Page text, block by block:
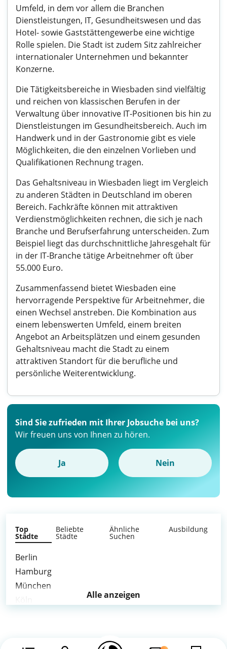
Umfeld, in dem vor allem die Branchen
Dienstleistungen, IT, Gesundheitswesen und das
Hotel- sowie Gaststättengewerbe eine wichtige
Rolle spielen. Die Stadt ist zudem Sitz zahlreicher
internationaler Unternehmen und bekannter
Konzerne.
Die Tätigkeitsbereiche in Wiesbaden sind vielfältig
und reichen von klassischen Berufen in der
Verwaltung über innovative IT-Positionen bis hin zu
Dienstleistungen im Gesundheitsbereich. Auch im
Handwerk und in der Gastronomie gibt es viele
Möglichkeiten, die den einzelnen Vorlieben und
Qualifikationen Rechnung tragen.
Das Gehaltsniveau in Wiesbaden liegt im Vergleich
zu anderen Städten in Deutschland im oberen
Bereich. Fachkräfte können mit attraktiven
Verdienstmöglichkeiten rechnen, die sich je nach
Branche und Berufserfahrung unterscheiden. Zum
Beispiel liegt das durchschnittliche Jahresgehalt für
in der IT-Branche tätige Arbeitnehmer oft über
55.000 Euro.
Zusammenfassend bietet Wiesbaden eine
hervorragende Perspektive für Arbeitnehmer, die
einen Wechsel anstreben. Die Kombination aus
einem lebenswerten Umfeld, einem breiten
Angebot an Arbeitsplätzen und einem gesunden
Gehaltsniveau macht die Stadt zu einem
attraktiven Standort für die berufliche und
persönliche Weiterentwicklung.
Sind Sie zufrieden mit Ihrer Jobsuche bei uns?
Wir freuen uns von Ihnen zu hören.
Ja Nein
Top
Städte
Beliebte
Städte
Ähnliche
Suchen
Ausbildung
Berlin
Hamburg
München
Alle anzeigen